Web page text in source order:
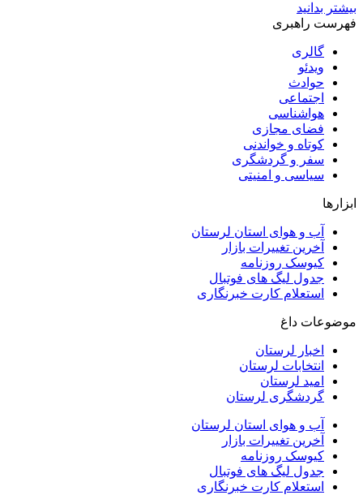
بیشتر بدانید
فهرست راهبری
گالری
ویدئو
حوادث
اجتماعی
هواشناسی
فضای مجازی
کوتاه و خواندنی
سفر و گردشگری
سیاسی و امنیتی
ابزارها
آب و هوای استان لرستان
آخرین تغییرات بازار
کیوسک روزنامه
جدول لیگ های فوتبال
استعلام کارت خبرنگاری
موضوعات داغ
اخبار لرستان
انتخابات لرستان
امید لرستان
گردشگری لرستان
آب و هوای استان لرستان
آخرین تغییرات بازار
کیوسک روزنامه
جدول لیگ های فوتبال
استعلام کارت خبرنگاری